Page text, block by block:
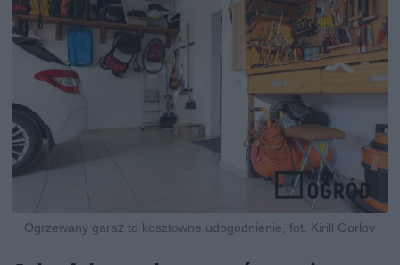
Ogrzewany garaż to kosztowne udogodnienie, fot. Kirill Gorlov